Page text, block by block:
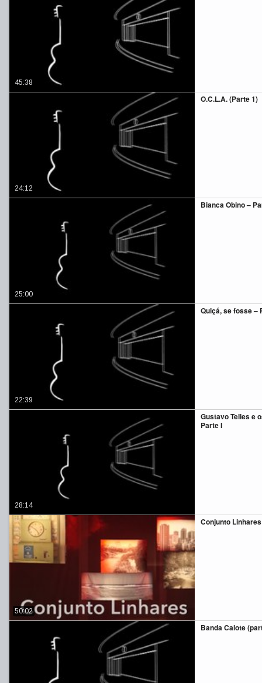
45:38
O.C.L.A. (Parte 1)
24:12
Bianca Obino –
25:00
Quiçá, se fosse –
22:39
Gustavo Telles e
Parte I
28:14
Conjunto Linhares
50:02
Banda Calote